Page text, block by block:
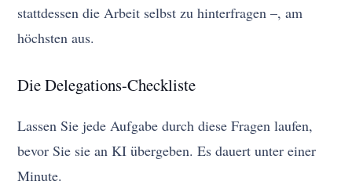
stattdessen die Arbeit selbst zu hinterfragen –, am
höchsten aus.
Die Delegations-Checkliste
Lassen Sie jede Aufgabe durch diese Fragen laufen,
bevor Sie sie an KI übergeben. Es dauert unter einer
Minute.